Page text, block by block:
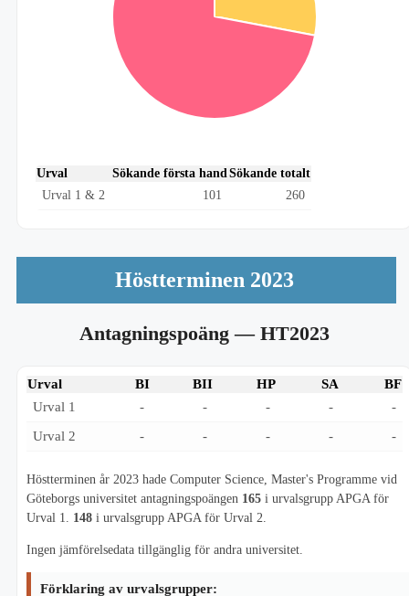
Urval Sökande första handSökande totalt
Urval 1 & 2
101 260
Höstterminen 2023
Antagningspoäng— HT2023
Urval BI BII HP SA
BF
Urval 1
- - - -
-
Urval 2
- - - - -
Höstterminen år 2023 hade Computer Science, Master's Programme vid
Göteborgs universitet antagningspoängen 165 i urvalsgrupp APGA för
Urval 1. 148 i urvalsgrupp APGA för Urval 2.
Ingen jämförelsedata tillgänglig för andra universitet.
Förklaring av urvalsgrupper: